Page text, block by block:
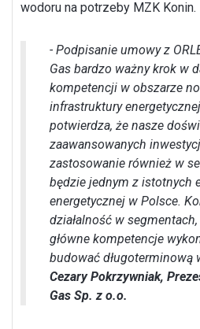
wodoru na potrzeby MZK Konin.
- Podpisanie umowy z
Gas bardzo ważny krok w
kompetencji w obszarze
infrastruktury
potwierdza, że nasze
zaawansowanych
zastosowanie również w
będzie jednym z istotnych
energetycznej w Polsce.
działalność w
główne kompetencje
budować długoterminową
Cezary Pokrzywniak,
Gas Sp. z o.o.